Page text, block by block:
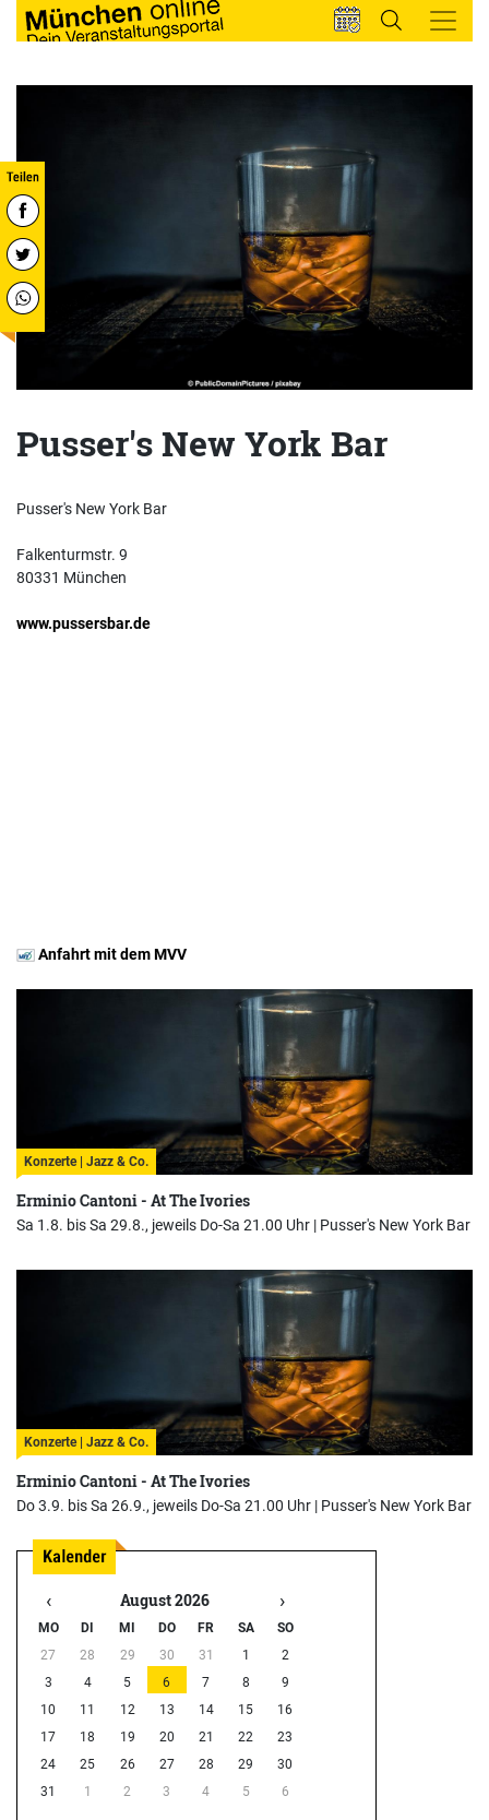
Pusser's New York Bar
Pusser's New York Bar
Falkenturmstr. 9
80331 München
www.pussersbar.de
Anfahrt mit dem MVV
Konzerte | Jazz & Co.
Erminio Cantoni - At The Ivories
Sa 1.8. bis Sa 29.8., jeweils Do-Sa 21.00 Uhr | Pusser's New York Bar
Konzerte | Jazz & Co.
Erminio Cantoni - At The Ivories
Do 3.9. bis Sa 26.9., jeweils Do-Sa 21.00 Uhr | Pusser's New York Bar
‹ August 2026 ›
MO DI MI DO FR SA
SO
27
28 29 30 31 1
2
3
4 5 6 7 8
9
10
11 12 13 14 15
16
17
18 19 20 21 22
23
24
25 26 27 28 29
30
31
1 2 3 4 5 6